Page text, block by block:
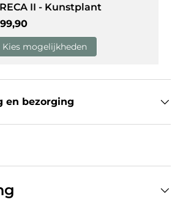
II - Kunstplant
prijs
Kies mogelijkheden
en bezorging